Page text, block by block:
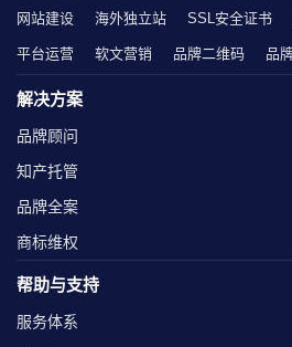
网站建设 海外独立站 SSL安全证书
平台运营 软文营销 品牌二维码 品
解决方案
品牌顾问
知产托管
品牌全案
商标维权
帮助与支持
服务体系